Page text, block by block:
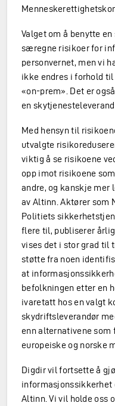
Valget om å benytte
særegne risikoer for
personvernet, men vi
ikke endres i forhold
«on-prem». Det er
en
Med hensyn til
utvalgte
viktig å se risikoene
opp imot risikoene
andre, og kanskje
av Altinn. Aktører som
Politiets
flere til, publiserer
vises det i stor grad til
støtte fra noen
at
befolkningen etter en
ivaretatt hos en valgt
skydriftsleverandør
enn alternativene som
europeiske og norske
Digdir vil fortsette å
informasjonssikkerhet
Altinn. Vi vil holde oss